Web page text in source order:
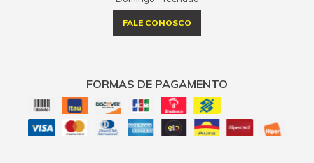
FALE CONOSCO
FORMAS DE PAGAMENTO